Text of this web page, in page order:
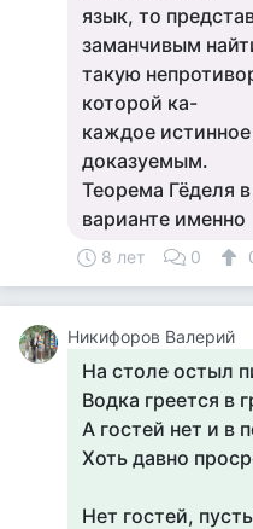
язык, то
заманчивым
такую
которой ка-
каждое
доказуемым.
Теорема Гёделя
варианте именно
8 лет 0
Никифоров Валерий
На столе остыл
Водка греется в
А гостей нет и в
Хоть давно
Нет гостей,